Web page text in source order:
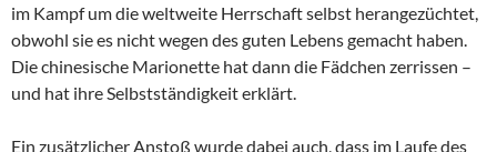
im Kampf um die weltweite Herrschaft selbst herangezüchtet,
obwohl sie es nicht wegen des guten Lebens gemacht haben.
Die chinesische Marionette hat dann die Fädchen zerrissen –
und hat ihre Selbstständigkeit erklärt.
Ein zusätzlicher Anstoß wurde dabei auch, dass im Laufe des